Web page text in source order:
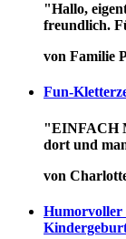
"Hallo,
freundlich.
von Familie
Fun-
"EINFACH
dort und
von
Humorvoller